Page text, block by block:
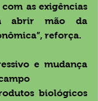
as exigências
abrir mão da
reforça.
e mudança
biológicos